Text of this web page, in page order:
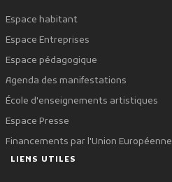
Espace habitant
Espace Entreprises
Espace pédagogique
Agenda des manifestations
École d'enseignements artistiques
Espace Presse
Financements par l'Union Européenne
LIENS UTILES